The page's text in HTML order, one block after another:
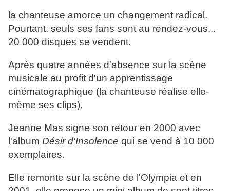
la chanteuse amorce un changement radical.
Pourtant, seuls ses fans sont au rendez-vous...
20 000 disques se vendent.
Après quatre années d'absence sur la scène
musicale au profit d'un apprentissage
cinématographique (la chanteuse réalise elle-
même ses clips),
Jeanne Mas signe son retour en 2000 avec
l'album Désir d'Insolence qui se vend à 10 000
exemplaires.
Elle remonte sur la scène de l'Olympia et en